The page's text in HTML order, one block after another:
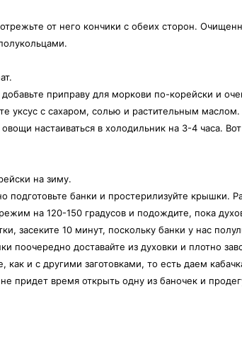
от него кончики с обеих сторон.
приправу для моркови по-корейски и
уксус с сахаром, солью и растительным
овощи настаиваться в холодильник на 3-4 часа.
на зиму.
подготовьте банки и простерилизуйте крышки.
на 120-150 градусов и подождите, пока
засеките 10 минут, поскольку банки у нас
поочередно доставайте из духовки и плотно
и с другими заготовками, то есть даем
придет время открыть одну из баночек и